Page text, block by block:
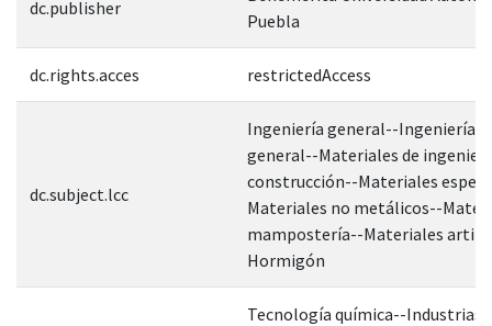
dc.publisher
Puebla
dc.rights.acces restrictedAccess
dc.subject.lcc
Ingeniería general--Ingeniería
general--Materiales de
construcción--Materiales
Materiales no metálicos--
mampostería--Materiales
Hormigón
Tecnología química--Industrias